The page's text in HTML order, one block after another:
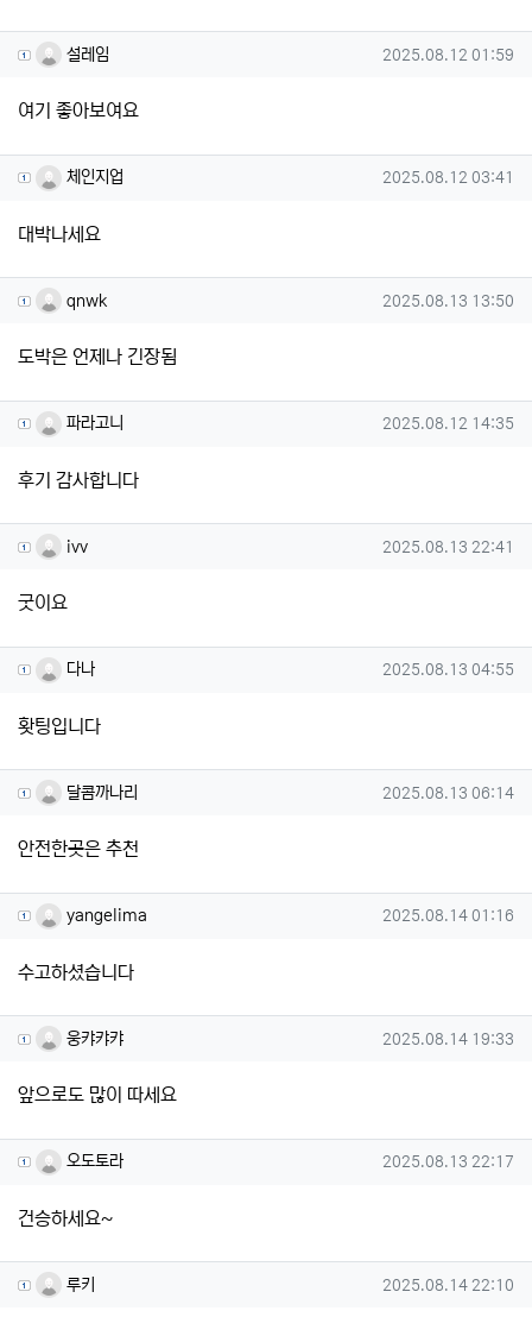
설레임님의 댓글
설레임 작성일
2025.08.12 01:59
여기 좋아보여요
체인지업님의 댓글
체인지업 작성일
2025.08.12 03:41
대박나세요
qnwk님의 댓글
qnwk 작성일
2025.08.13 13:50
도박은 언제나 긴장됨
파라고니님의 댓글
파라고니 작성일
2025.08.12 14:35
후기 감사합니다
ivv님의 댓글
ivv 작성일
2025.08.13 22:41
굿이요
다나님의 댓글
다나 작성일
2025.08.13 04:55
홧팅입니다
달콤까나리님의 댓글
달콤까나리 작성일
2025.08.13 06:14
안전한곳은 추천
yangelima님의 댓글
yangelima 작성일
2025.08.14 01:16
수고하셨습니다
웅캬캬캬님의 댓글
웅캬캬캬 작성일
2025.08.14 19:33
앞으로도 많이 따세요
오도토라님의 댓글
오도토라 작성일
2025.08.13 22:17
건승하세요~
루키님의 댓글
루키 작성일
2025.08.14 22:10